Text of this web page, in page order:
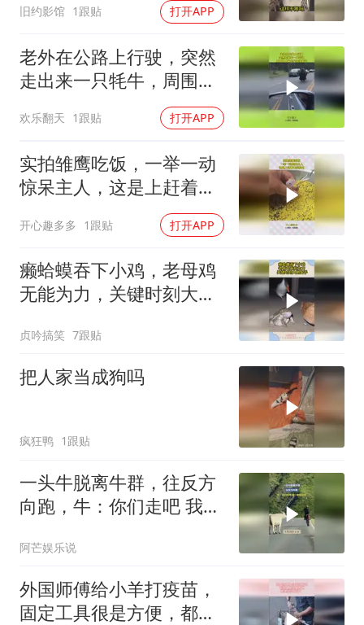
旧约影馆 1跟贴 打开APP
老外在公路上行驶，突然
走出来一只牦牛，周围几
欢乐翻天 1跟贴 打开APP
实拍雏鹰吃饭，一举一动
惊呆主人，这是上赶着去
开心趣多多 1跟贴 打开APP
癞蛤蟆吞下小鸡，老母鸡
无能为力，关键时刻大鹅
贞吟搞笑 7跟贴
把人家当成狗吗
疯狂鸭 1跟贴
一头牛脱离牛群，往反方
向跑，牛：你们走吧 我一
阿芒娱乐说
外国师傅给小羊打疫苗，
固定工具很是方便，都是